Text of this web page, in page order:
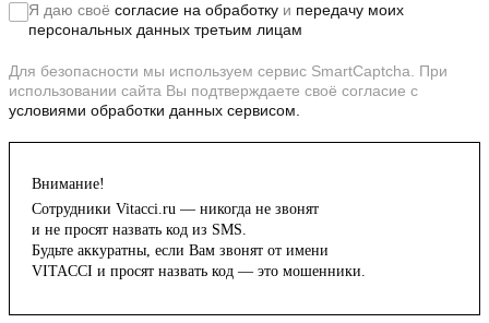
Я даю своё согласие на обработку и передачу моих
персональных данных третьим лицам
Для безопасности мы используем сервис SmartCaptcha. При
использовании сайта Вы подтверждаете своё согласие с
условиями обработки данных сервисом.
Внимание!
Сотрудники Vitacci.ru — никогда не звонят
и не просят назвать код из SMS.
Будьте аккуратны, если Вам звонят от имени
VITACCI и просят назвать код — это мошенники.